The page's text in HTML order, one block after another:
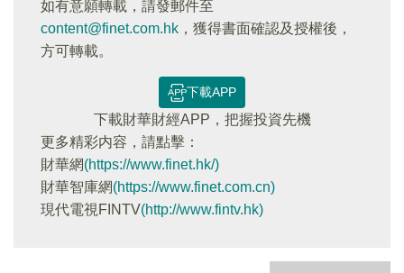
如有意願轉載，請發郵件至
content@finet.com.hk ，獲得書面確認及授權後，
方可轉載。
下載APP
下載財華財經APP，把握投資先機
更多精彩内容，請點擊：
財華網(https://www.finet.hk/)
財華智庫網(https://www.finet.com.cn)
現代電視FINTV(http://www.fintv.hk)